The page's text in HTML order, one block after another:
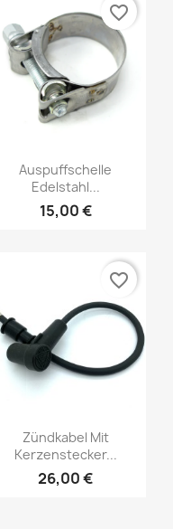
Auspuffschelle
Edelstahl...
15,00 €
favorite_border
Zündkabel Mit
Kerzenstecker...
26,00 €
favorite_border